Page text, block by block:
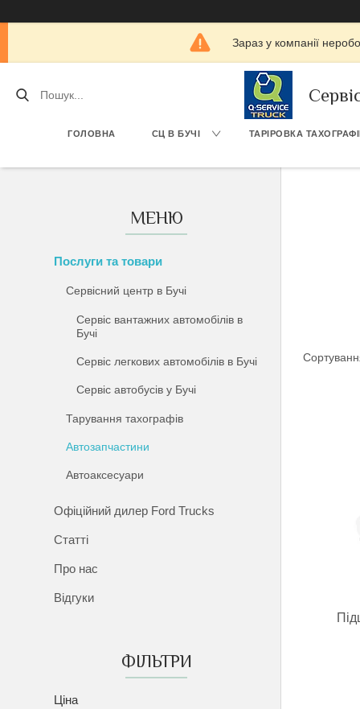
Зараз у компанії
ГОЛОВНА СЦ В БУЧІ ТАРІРОВКА
Послуги та товари
Сервісний центр в Бучі
Сервіс вантажних автомобілів в
Бучі
Сервіс легкових автомобілів в Бучі
Сервіс автобусів у Бучі
Тарування тахографів
Автозапчастини
Автоаксесуари
Офіційний дилер Ford Trucks
Статті
Про нас
Відгуки
ФІЛЬТРИ
Ціна